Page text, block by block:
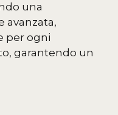
una
avanzata,
per ogni
garantendo un